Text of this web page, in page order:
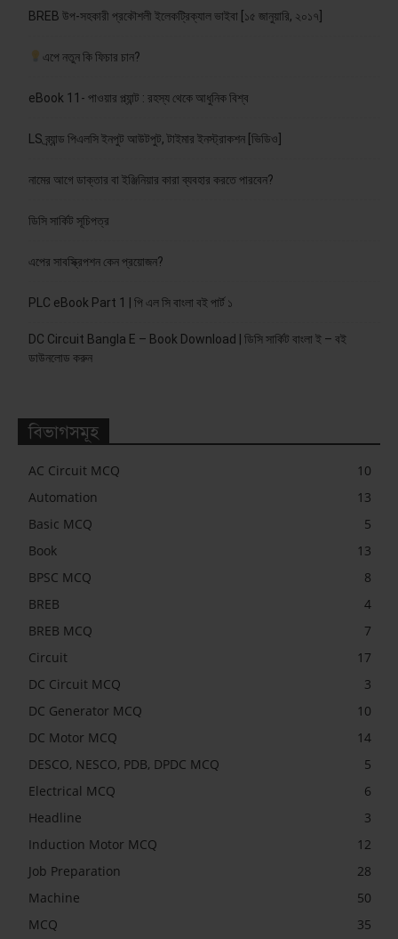
BREB উপ-সহকারী প্রকৌশলী ইলেকট্রিক্যাল ভাইবা [১৫ জানুয়ারি, ২০১৭]
এপে নতুন কি ফিচার চান?
eBook 11- পাওয়ার প্ল্যান্ট : রহস্য থেকে আধুনিক বিশ্ব
LS ব্র্যান্ড পিএলসি ইনপুট আউটপুট, টাইমার ইনস্ট্রাকশন [ভিডিও]
নামের আগে ডাক্তার বা ইঞ্জিনিয়ার কারা ব্যবহার করতে পারবেন?
ডিসি সার্কিট সূচিপত্র
এপের সাবস্ক্রিপশন কেন প্রয়োজন?
PLC eBook Part 1 | পি এল সি বাংলা বই পার্ট ১
DC Circuit Bangla E – Book Download | ডিসি সার্কিট বাংলা ই – বই
ডাউনলোড করুন
বিভাগসমূহ
AC Circuit MCQ
10
Automation
13
Basic MCQ
5
Book
13
BPSC MCQ
8
BREB
4
BREB MCQ
7
Circuit
17
DC Circuit MCQ
3
DC Generator MCQ
10
DC Motor MCQ
14
DESCO, NESCO, PDB, DPDC MCQ
5
Electrical MCQ
6
Headline
3
Induction Motor MCQ
12
Job Preparation
28
Machine
50
MCQ
35